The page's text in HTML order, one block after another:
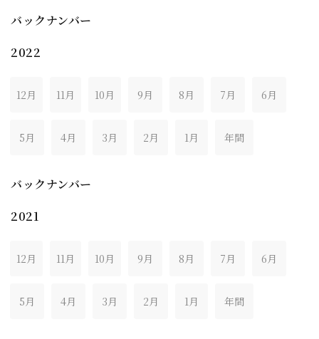
バックナンバー
2022
12月 11月 10月 9月 8月 7月 6月
5月 4月 3月 2月 1月 年間
バックナンバー
2021
12月 11月 10月 9月 8月 7月 6月
5月 4月 3月 2月 1月 年間